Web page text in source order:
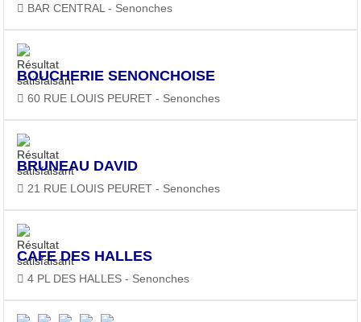
BAR CENTRAL - Senonches
BOUCHERIE SENONCHOISE
60 RUE LOUIS PEURET - Senonches
BRUNEAU DAVID
21 RUE LOUIS PEURET - Senonches
CAFE DES HALLES
4 PL DES HALLES - Senonches